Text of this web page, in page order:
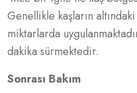
Genellikle kaşların
miktarlarda
dakika sürmektedir.
Sonrası Bakım